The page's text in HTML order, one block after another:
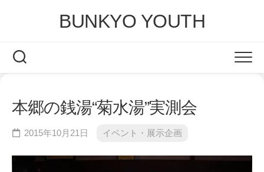
BUNKYO YOUTH
本郷の銭湯“菊水湯”実測会
2015年10月21日 イベント・展示企画